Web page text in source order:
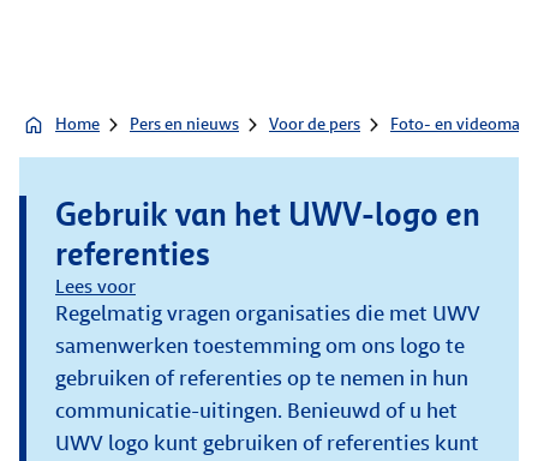
Home Pers en nieuws Voor de pers Foto- en
Gebruik van het UWV-logo en
referenties
Lees voor
Regelmatig vragen organisaties die met UWV
samenwerken toestemming om ons logo te
gebruiken of referenties op te nemen in hun
communicatie-uitingen. Benieuwd of u het
UWV logo kunt gebruiken of referenties kunt